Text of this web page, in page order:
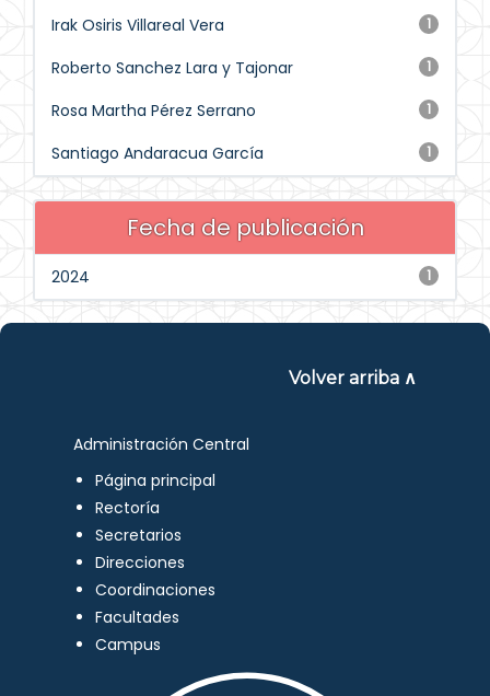
1
Irak Osiris Villareal Vera
1
Roberto Sanchez Lara y Tajonar
1
Rosa Martha Pérez Serrano
1
Santiago Andaracua García
Fecha de publicación
1
2024
Volver arriba ∧
Administración Central
Página principal
Rectoría
Secretarios
Direcciones
Coordinaciones
Facultades
Campus